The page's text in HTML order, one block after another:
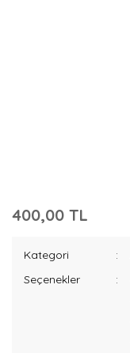
400,00 TL
Kategori
Seçenekler